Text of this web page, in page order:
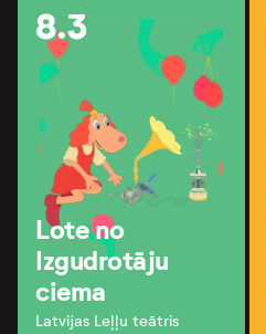
8.3
Lote no
Izgudrotāju
ciema
Latvijas Leļļu teātris